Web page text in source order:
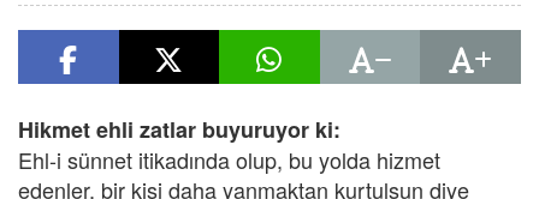
Hikmet ehli zatlar buyuruyor ki:
Ehl-i sünnet itikadında olup, bu yolda hizmet
edenler, bir kişi daha yanmaktan kurtulsun diye